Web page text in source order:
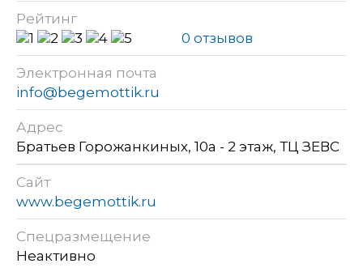
Рейтинг
0 отзывов
Электронная почта
info@begemottik.ru
Адрес
Братьев Горожанкиных, 10а - 2 этаж, ТЦ ЗЕВС
Сайт
www.begemottik.ru
Спецразмещение
Неактивно